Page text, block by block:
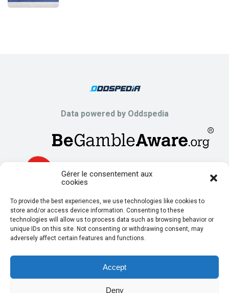
Gérer le consentement aux
cookies
To provide the best experiences, we use technologies like cookies to
store and/or access device information. Consenting to these
technologies will allow us to process data such as browsing behavior or
unique IDs on this site. Not consenting or withdrawing consent, may
adversely affect certain features and functions.
Accept
Deny
Data powered by Oddspedia